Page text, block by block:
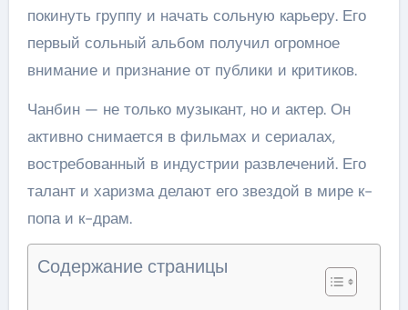
покинуть группу и начать сольную карьеру. Его
первый сольный альбом получил огромное
внимание и признание от публики и критиков.
Чанбин — не только музыкант, но и актер. Он
активно снимается в фильмах и сериалах,
востребованный в индустрии развлечений. Его
талант и харизма делают его звездой в мире к-
попа и к-драм.
Содержание страницы